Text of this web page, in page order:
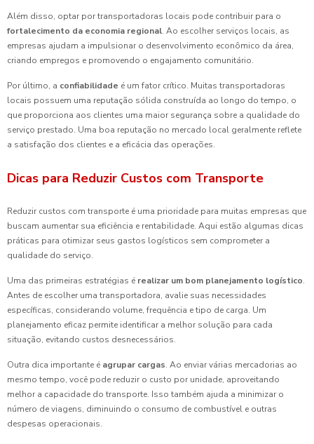
Além disso, optar por transportadoras locais pode contribuir para o
fortalecimento da economia regional. Ao escolher serviços locais, as
empresas ajudam a impulsionar o desenvolvimento econômico da área,
criando empregos e promovendo o engajamento comunitário.
Por último, a confiabilidade é um fator crítico. Muitas transportadoras
locais possuem uma reputação sólida construída ao longo do tempo, o
que proporciona aos clientes uma maior segurança sobre a qualidade do
serviço prestado. Uma boa reputação no mercado local geralmente reflete
a satisfação dos clientes e a eficácia das operações.
Dicas para Reduzir Custos com Transporte
Reduzir custos com transporte é uma prioridade para muitas empresas que
buscam aumentar sua eficiência e rentabilidade. Aqui estão algumas dicas
práticas para otimizar seus gastos logísticos sem comprometer a
qualidade do serviço.
Uma das primeiras estratégias é realizar um bom planejamento logístico.
Antes de escolher uma transportadora, avalie suas necessidades
específicas, considerando volume, frequência e tipo de carga. Um
planejamento eficaz permite identificar a melhor solução para cada
situação, evitando custos desnecessários.
Outra dica importante é agrupar cargas. Ao enviar várias mercadorias ao
mesmo tempo, você pode reduzir o custo por unidade, aproveitando
melhor a capacidade do transporte. Isso também ajuda a minimizar o
número de viagens, diminuindo o consumo de combustível e outras
despesas operacionais.